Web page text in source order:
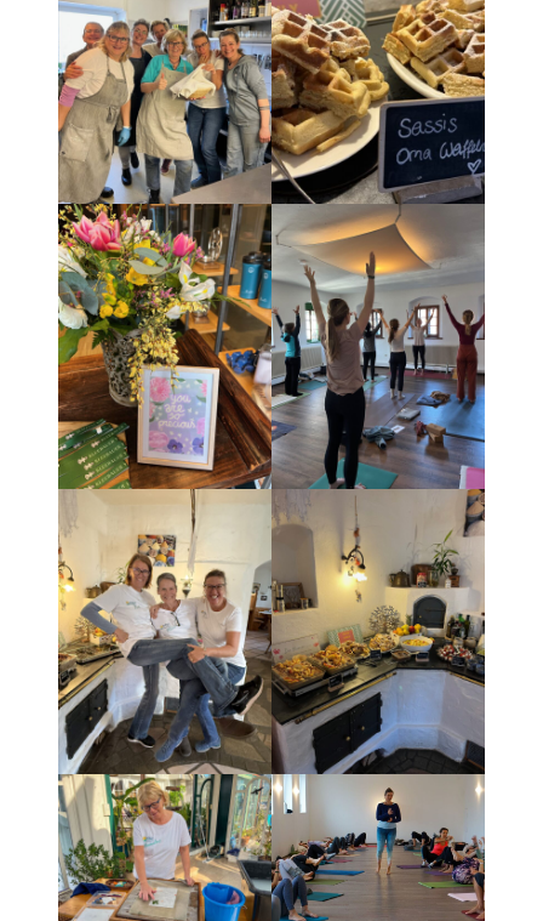
GALERIE
YOGA RETREATS
YOGA RETREATS
YOGAURLAUB IN ÖSTERREICH
YOGA-WOCHENENDE
YOGA FESTIVAL
YOGATAG
YOGARETREAT FÜR
YOGARETREAT FÜR
PROGRAMME
PROGRAMMÜBERSICHT